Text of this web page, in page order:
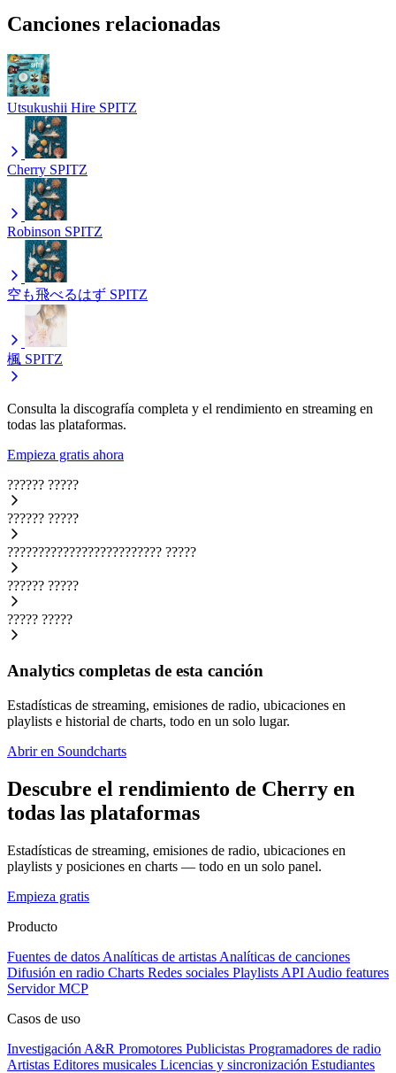
Canciones relacionadas
Utsukushii Hire SPITZ
Cherry SPITZ
Robinson SPITZ
空も飛べるはず SPITZ
楓 SPITZ
Consulta la discografía completa y el rendimiento en streaming en
todas las plataformas.
Empieza gratis ahora
?????? ?????
?????? ?????
????????????????????????? ?????
?????? ?????
????? ?????
Analytics completas de esta canción
Estadísticas de streaming, emisiones de radio, ubicaciones en
playlists e historial de charts, todo en un solo lugar.
Abrir en Soundcharts
Descubre el rendimiento de Cherry en
todas las plataformas
Estadísticas de streaming, emisiones de radio, ubicaciones en
playlists y posiciones en charts — todo en un solo panel.
Empieza gratis
Producto
Fuentes de datos Analíticas de artistas Analíticas de canciones
Difusión en radio Charts Redes sociales Playlists API Audio features
Servidor MCP
Casos de uso
Investigación A&R Promotores Publicistas Programadores de radio
Artistas Editores musicales Licencias y sincronización Estudiantes